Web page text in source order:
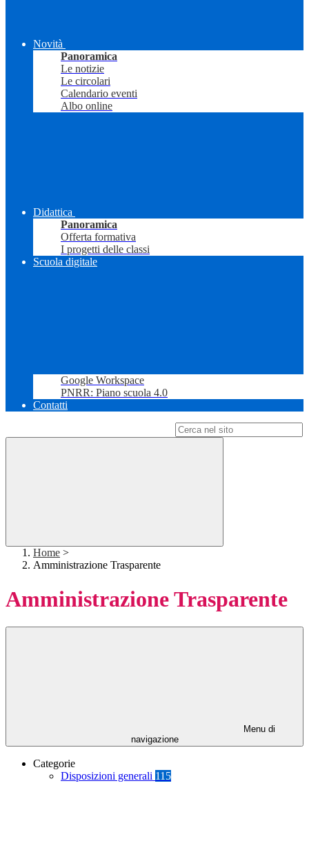
Novità
Panoramica
Le notizie
Le circolari
Calendario eventi
Albo online
Didattica
Panoramica
Offerta formativa
I progetti delle classi
Scuola digitale
Google Workspace
PNRR: Piano scuola 4.0
Contatti
Home >
Amministrazione Trasparente
Amministrazione Trasparente
Menu di
navigazione
Categorie
Disposizioni generali 115